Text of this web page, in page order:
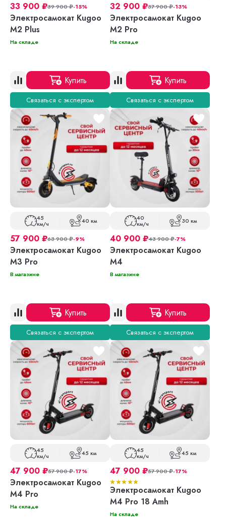
33 900 ₽39 900₽-15%
Электросамокат Kugoo
M2 Plus
На складе
Купить
Связаться с экспертом
32 900 ₽37 900₽-13%
Электросамокат Kugoo
M2 Pro
На складе
Купить
Связаться с экспертом
45
км/ч 40 км
57 900 ₽63 900₽-9%
Электросамокат Kugoo
M3 Pro
В магазине
Купить
Связаться с экспертом
40
км/ч 30 км
40 900 ₽43 900₽-7%
Электросамокат Kugoo
M4
В магазине
Купить
Связаться с экспертом
45
км/ч 45 км
47 900 ₽57 900₽-17%
Электросамокат Kugoo
M4 Pro
На складе
45
км/ч 45 км
47 900 ₽57 900₽-17%
Электросамокат Kugoo
M4 Pro 18 Amh
На складе